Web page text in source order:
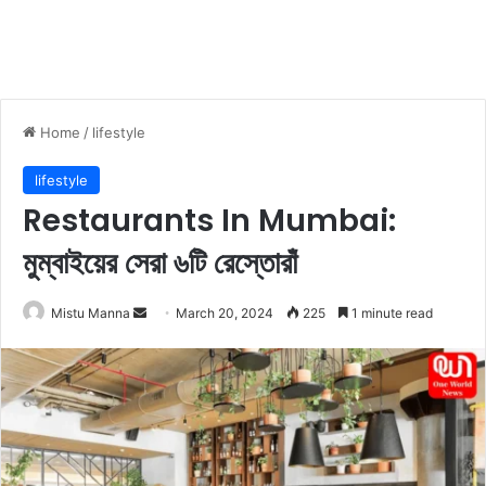
Home / lifestyle
lifestyle
Restaurants In Mumbai:
মুম্বাইয়ের সেরা ৬টি রেস্তোরাঁ
Mistu Manna
n
d
a
March 20, 2024 225 1 minute read